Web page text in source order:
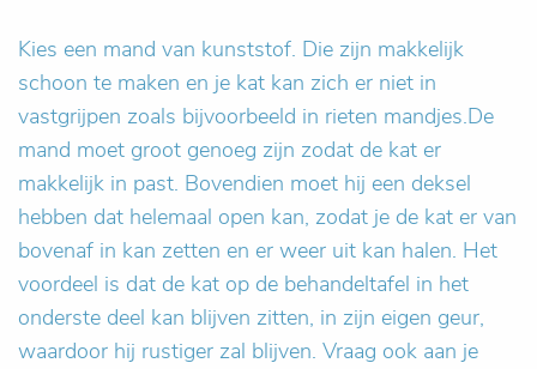
Kies een mand van kunststof. Die zijn makkelijk
schoon te maken en je kat kan zich er niet in
vastgrijpen zoals bijvoorbeeld in rieten mandjes.De
mand moet groot genoeg zijn zodat de kat er
makkelijk in past. Bovendien moet hij een deksel
hebben dat helemaal open kan, zodat je de kat er van
bovenaf in kan zetten en er weer uit kan halen. Het
voordeel is dat de kat op de behandeltafel in het
onderste deel kan blijven zitten, in zijn eigen geur,
waardoor hij rustiger zal blijven. Vraag ook aan je